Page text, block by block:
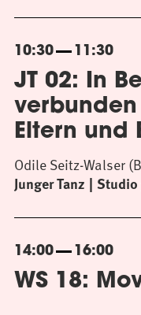
10:30 11:30
JT 02: In
verbunden
Eltern und
Junger Tanz
Odile Seitz-Walser
14:00 16:00
WS 18: